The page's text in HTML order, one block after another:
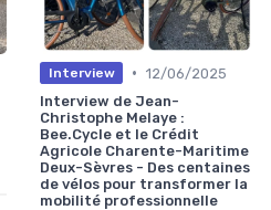
Interview • 12/06/2025
Interview de Jean-
Christophe Melaye :
Bee.Cycle et le Crédit
Agricole Charente-Maritime
Deux-Sèvres - Des centaines
de vélos pour transformer la
mobilité professionnelle